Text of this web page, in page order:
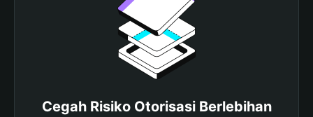
Cegah Risiko Otorisasi Berlebihan